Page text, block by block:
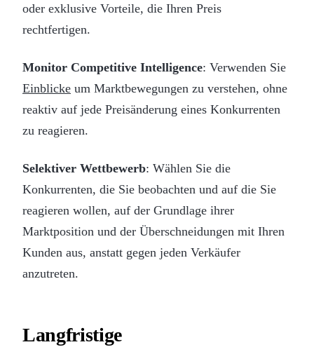
oder exklusive Vorteile, die Ihren Preis
rechtfertigen.
Monitor Competitive Intelligence: Verwenden Sie
Einblicke um Marktbewegungen zu verstehen, ohne
reaktiv auf jede Preisänderung eines Konkurrenten
zu reagieren.
Selektiver Wettbewerb: Wählen Sie die
Konkurrenten, die Sie beobachten und auf die Sie
reagieren wollen, auf der Grundlage ihrer
Marktposition und der Überschneidungen mit Ihren
Kunden aus, anstatt gegen jeden Verkäufer
anzutreten.
Langfristige